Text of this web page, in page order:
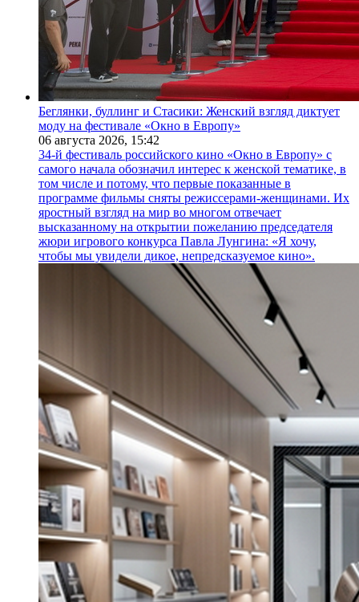
Беглянки, буллинг и Стасики: Женский взгляд диктует
моду на фестивале «Окно в Европу»
06 августа 2026, 15:42
34-й фестиваль российского кино «Окно в Европу» с
самого начала обозначил интерес к женской тематике, в
том числе и потому, что первые показанные в
программе фильмы сняты режиссерами-женщинами. Их
яростный взгляд на мир во многом отвечает
высказанному на открытии пожеланию председателя
жюри игрового конкурса Павла Лунгина: «Я хочу,
чтобы мы увидели дикое, непредсказуемое кино».